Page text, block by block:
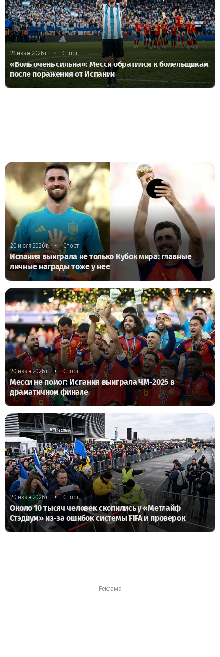
21 июля 2026 г. • Спорт
«Боль очень сильна»: Месси обратился к болельщикам
после поражения от Испании
20 июля 2026 г. • Спорт
Испания выиграла не только Кубок мира: главные
личные награды тоже у нее
20 июля 2026 г. • Спорт
Месси не помог: Испания выиграла ЧМ-2026 в
драматичном финале
20 июля 2026 г. • Спорт
Около 10 тысяч человек скопились у «Метлайф
Стэдиум» из-за ошибок системы FIFA и проверок